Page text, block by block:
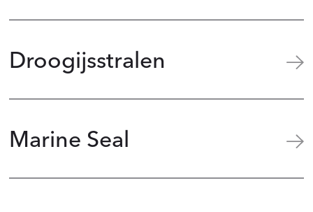
Droogijsstralen
Marine Seal